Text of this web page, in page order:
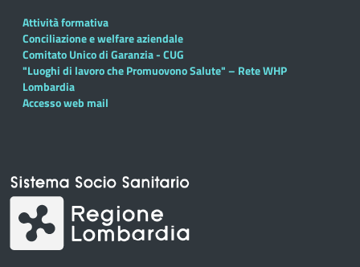
Attività formativa
Conciliazione e welfare aziendale
Comitato Unico di Garanzia - CUG
"Luoghi di lavoro che Promuovono Salute" – Rete WHP
Lombardia
Accesso web mail